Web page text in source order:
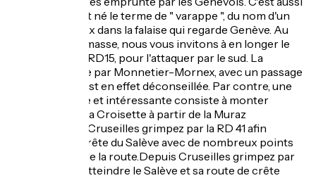
au Salève qu'est né le terme de " varappe ", du nom d'un
couloir rocheux dans la falaise qui regarde Genève. Au
départ d'Annemasse, nous vous invitons à en longer le
flanc est par la RD15, pour l'attaquer par le sud. La
montée directe par Monnetier-Mornex, avec un passage
à plus de 17%, est en effet déconseillée. Par contre, une
variante courte et intéressante consiste à monter
directement à la Croisette à partir de la Muraz
(RD15).Depuis Cruseilles grimpez par la RD 41 afin
d'atteindre la crête du Salève avec de nombreux points
de vue le long de la route.Depuis Cruseilles grimpez par
la RD 41 afin d'atteindre le Salève et sa route de crête